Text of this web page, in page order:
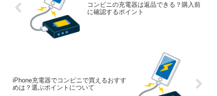
コンビニの充電器は返品できる？購入前
に確認するポイント
iPhone充電器でコンビニで買えるおすす
めは？選ぶポイントについて